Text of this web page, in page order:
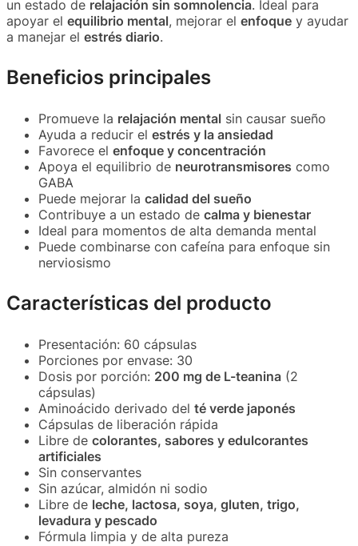
un estado de relajación sin somnolencia. Ideal para
apoyar el equilibrio mental, mejorar el enfoque y ayudar
a manejar el estrés diario.
Beneficios principales
Promueve la relajación mental sin causar sueño
Ayuda a reducir el estrés y la ansiedad
Favorece el enfoque y concentración
Apoya el equilibrio de neurotransmisores como
GABA
Puede mejorar la calidad del sueño
Contribuye a un estado de calma y bienestar
Ideal para momentos de alta demanda mental
Puede combinarse con cafeína para enfoque sin
nerviosismo
Características del producto
Presentación: 60 cápsulas
Porciones por envase: 30
Dosis por porción: 200 mg de L-teanina (2
cápsulas)
Aminoácido derivado del té verde japonés
Cápsulas de liberación rápida
Libre de colorantes, sabores y edulcorantes
artificiales
Sin conservantes
Sin azúcar, almidón ni sodio
Libre de leche, lactosa, soya, gluten, trigo,
levadura y pescado
Fórmula limpia y de alta pureza